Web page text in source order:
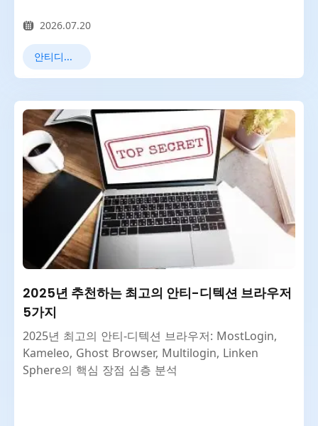
2026.07.20
안티디텍트 브라우저
2025년 추천하는 최고의 안티-디텍션 브라우저
5가지
2025년 최고의 안티-디텍션 브라우저: MostLogin,
Kameleo, Ghost Browser, Multilogin, Linken
Sphere의 핵심 장점 심층 분석